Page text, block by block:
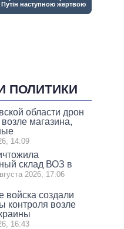
ПОЛИТИКИ
области дрон
магазина,
14:09
склад ВОЗ в
2026, 17:06
войска создали
контроля возле
16:43